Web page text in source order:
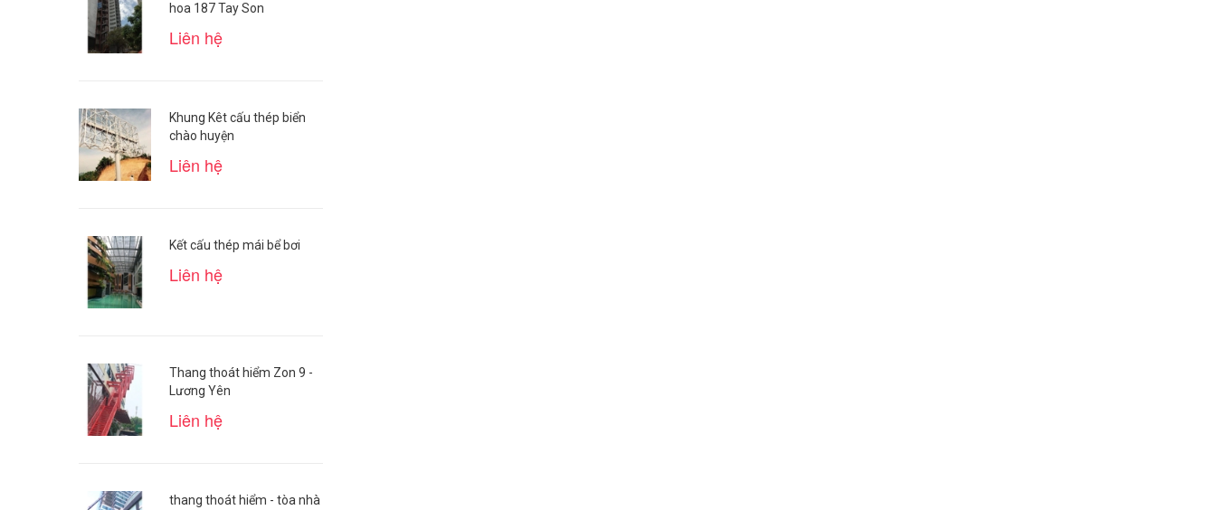
hoa 187 Tay Son
Liên hệ
Khung Kêt cấu thép biển
chào huyện
Liên hệ
Kết cấu thép mái bể bơi
Liên hệ
Thang thoát hiểm Zon 9 -
Lương Yên
Liên hệ
thang thoát hiểm - tòa nhà